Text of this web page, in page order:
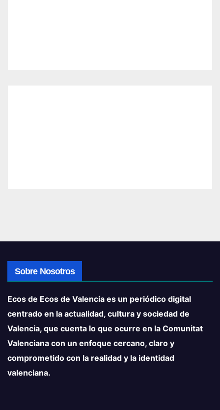
Sobre Nosotros
Ecos de Ecos de Valencia es un periódico digital
centrado en la actualidad, cultura y sociedad de
Valencia, que cuenta lo que ocurre en la Comunitat
Valenciana con un enfoque cercano, claro y
comprometido con la realidad y la identidad
valenciana.